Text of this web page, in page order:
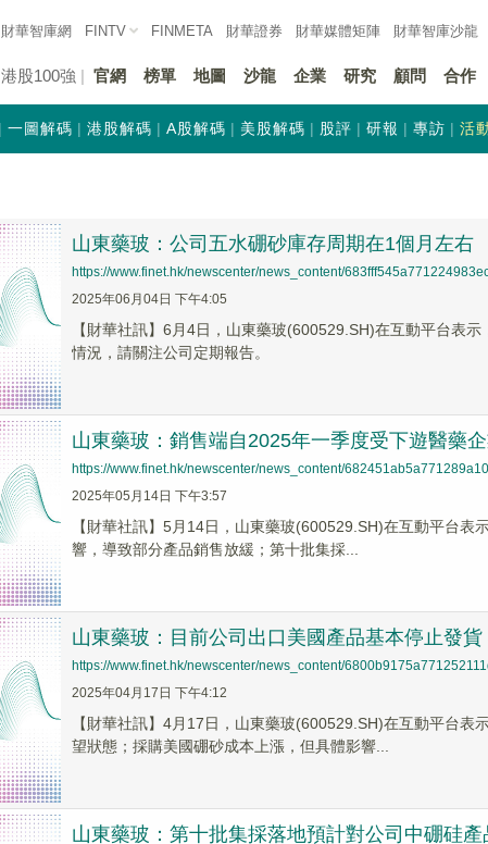
財華智庫網 FINTV FINMETA 財華證券 財華媒體矩陣 財華智庫沙龍
港股100強 官網 榜單 地圖 沙龍 企業 研究 顧問 合作
一圖解碼 港股解碼 A股解碼 美股解碼 股評 研報 專訪 活
山東藥玻：公司五水硼砂庫存周期在1個月左右
https://www.finet.hk/newscenter/news_content/
2025年06月04日 下午4:05
【財華社訊】6月4日，山東藥玻(600529.SH)在互動平台表
情況，請關注公司定期報告。
山東藥玻：銷售端自2025年一季度受下遊醫藥
https://www.finet.hk/newscenter/news_content/
2025年05月14日 下午3:57
【財華社訊】5月14日，山東藥玻(600529.SH)在互動平台
響，導致部分產品銷售放緩；第十批集採...
山東藥玻：目前公司出口美國產品基本停止發
https://www.finet.hk/newscenter/news_content/
2025年04月17日 下午4:12
【財華社訊】4月17日，山東藥玻(600529.SH)在互動平台
望狀態；採購美國硼砂成本上漲，但具體影響...
山東藥玻：第十批集採落地預計對公司中硼硅